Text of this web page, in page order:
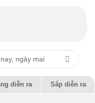
diễn ra Sắp diễn ra